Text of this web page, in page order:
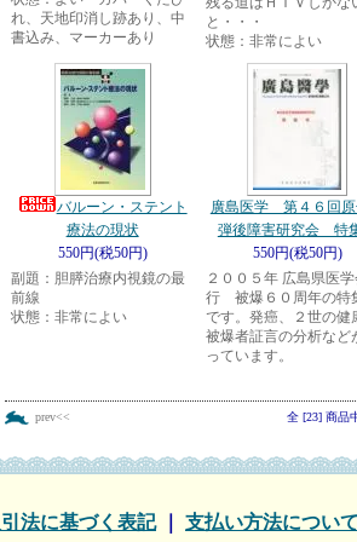
れ、天地印消し跡あり、中
書込み、マーカーあり
と・・・
状態：非常によい
バルーン・ステント
療法の現状
550円(税50円)
副題：胆膵治療内視鏡の最
前線
状態：非常によい
廣島医学 第４６回原
弾後障害研究会 特
550円(税50円)
２００５年 広島県医
行 被爆６０周年の特
です。発癌、２世の健
被爆者証言の分析など
っています。
prev<< 全 [23] 商品
法に基づく表記｜ 支払い方法について